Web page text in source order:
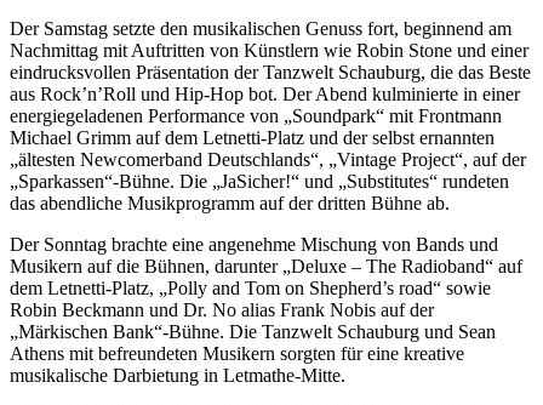
Der Samstag setzte den musikalischen Genuss fort, beginnend am
Nachmittag mit Auftritten von Künstlern wie Robin Stone und einer
eindrucksvollen Präsentation der Tanzwelt Schauburg, die das Beste
aus Rock’n’Roll und Hip-Hop bot. Der Abend kulminierte in einer
energiegeladenen Performance von „Soundpark“ mit Frontmann
Michael Grimm auf dem Letnetti-Platz und der selbst ernannten
„ältesten Newcomerband Deutschlands“, „Vintage Project“, auf der
„Sparkassen“-Bühne. Die „JaSicher!“ und „Substitutes“ rundeten
das abendliche Musikprogramm auf der dritten Bühne ab.
Der Sonntag brachte eine angenehme Mischung von Bands und
Musikern auf die Bühnen, darunter „Deluxe – The Radioband“ auf
dem Letnetti-Platz, „Polly and Tom on Shepherd’s road“ sowie
Robin Beckmann und Dr. No alias Frank Nobis auf der
„Märkischen Bank“-Bühne. Die Tanzwelt Schauburg und Sean
Athens mit befreundeten Musikern sorgten für eine kreative
musikalische Darbietung in Letmathe-Mitte.